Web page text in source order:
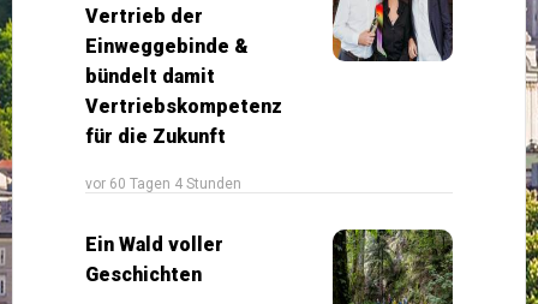
Vertrieb der
Einweggebinde &
bündelt damit
Vertriebskompetenz
für die Zukunft
vor 60 Tagen 4 Stunden
Ein Wald voller
Geschichten